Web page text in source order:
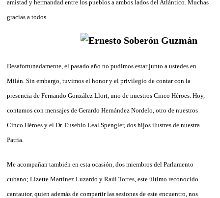
amistad y hermandad entre los pueblos a ambos lados del Atlántico. Muchas
gracias a todos.
Desafortunadamente, el pasado año no pudimos estar junto a ustedes en
Milán. Sin embargo, tuvimos el honor y el privilegio de contar con la
presencia de Fernando González Llort, uno de nuestros Cinco Héroes. Hoy,
contamos con mensajes de Gerardo Hernández Nordelo, otro de nuestros
Cinco Héroes y el Dr. Eusebio Leal Spengler, dos hijos ilustres de nuestra
Patria.
Me acompañan también en esta ocasión, dos miembros del Parlamento
cubano; Lizette Martínez Luzardo y Raúl Torres, este último reconocido
cantautor, quien además de compartir las sesiones de este encuentro, nos